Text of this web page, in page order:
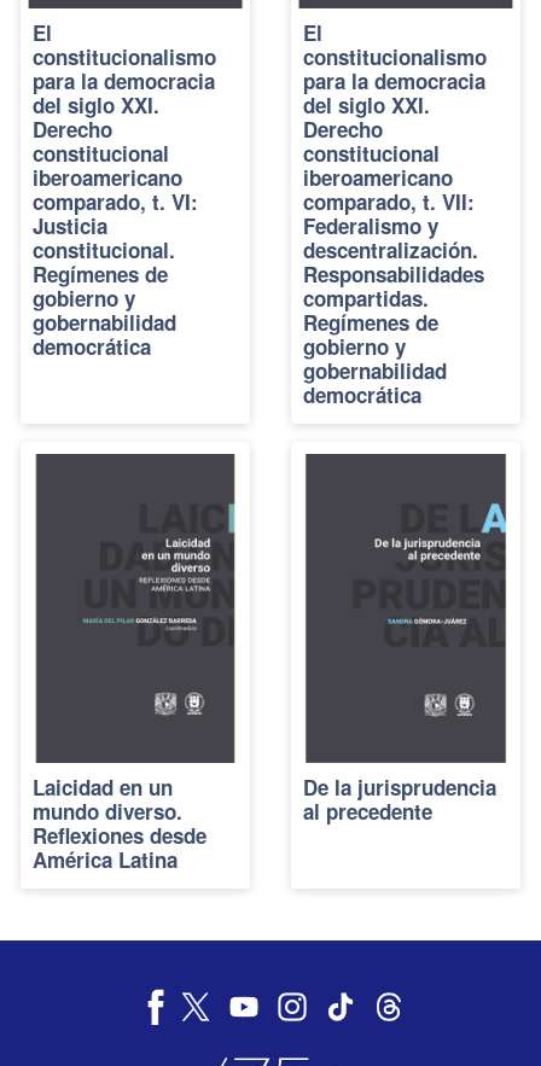
El
constitucionalismo
para la democracia
del siglo XXI.
Derecho
constitucional
iberoamericano
comparado, t. VI:
Justicia
constitucional.
Regímenes de
gobierno y
gobernabilidad
democrática
El
constitucionalismo
para la democracia
del siglo XXI.
Derecho
constitucional
iberoamericano
comparado, t. VII:
Federalismo y
descentralización.
Responsabilidades
compartidas.
Regímenes de
gobierno y
gobernabilidad
democrática
Laicidad en un
mundo diverso.
Reflexiones desde
América Latina
De la jurisprudencia
al precedente